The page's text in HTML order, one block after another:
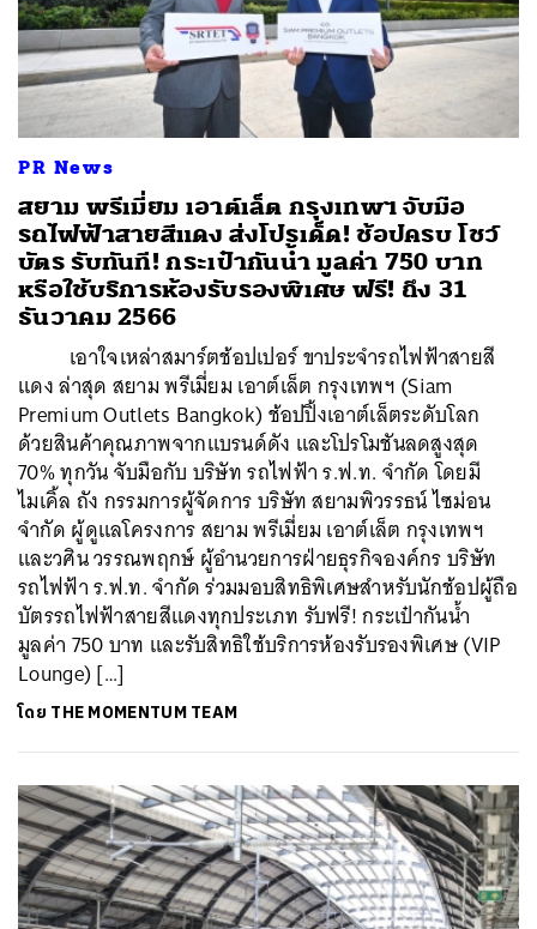
PR News
สยาม พรีเมี่ยม เอาต์เล็ต กรุงเทพฯ จับมือ
รถไฟฟ้าสายสีแดง ส่งโปรเด็ด! ช้อปครบ โชว์
บัตร รับทันที! กระเป๋ากันน้ำ มูลค่า 750 บาท
หรือใช้บริการห้องรับรองพิเศษ ฟรี! ถึง 31
ธันวาคม 2566
เอาใจเหล่าสมาร์ตช้อปเปอร์ ขาประจำรถไฟฟ้าสายสี
แดง ล่าสุด สยาม พรีเมี่ยม เอาต์เล็ต กรุงเทพฯ (Siam
Premium Outlets Bangkok) ช้อปปิ้งเอาต์เล็ตระดับโลก
ด้วยสินค้าคุณภาพจากแบรนด์ดัง และโปรโมชันลดสูงสุด
70% ทุกวัน จับมือกับ บริษัท รถไฟฟ้า ร.ฟ.ท. จำกัด โดยมี
ไมเคิ้ล ถัง กรรมการผู้จัดการ บริษัท สยามพิวรรธน์ ไซม่อน
จำกัด ผู้ดูแลโครงการ สยาม พรีเมี่ยม เอาต์เล็ต กรุงเทพฯ
และวศิน วรรณพฤกษ์ ผู้อำนวยการฝ่ายธุรกิจองค์กร บริษัท
รถไฟฟ้า ร.ฟ.ท. จำกัด ร่วมมอบสิทธิพิเศษสำหรับนักช้อปผู้ถือ
บัตรรถไฟฟ้าสายสีแดงทุกประเภท รับฟรี! กระเป๋ากันน้ำ
มูลค่า 750 บาท และรับสิทธิใช้บริการห้องรับรองพิเศษ (VIP
Lounge) […]
โดย THE MOMENTUM TEAM